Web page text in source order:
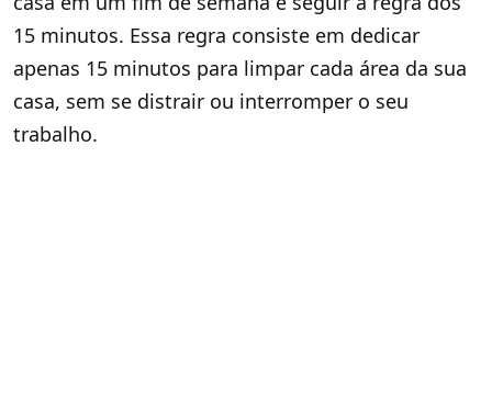
15 minutos. Essa regra consiste em dedicar
apenas 15 minutos para limpar cada área da sua
casa, sem se distrair ou interromper o seu
trabalho.